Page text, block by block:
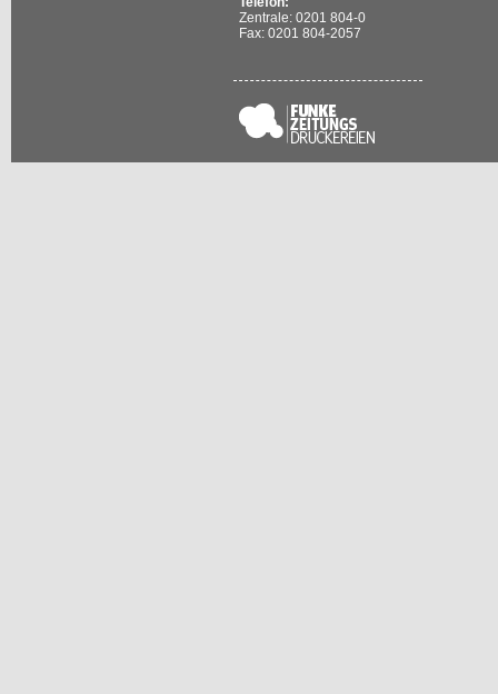
Zentrale: 0201 804-0
Fax: 0201 804-2057